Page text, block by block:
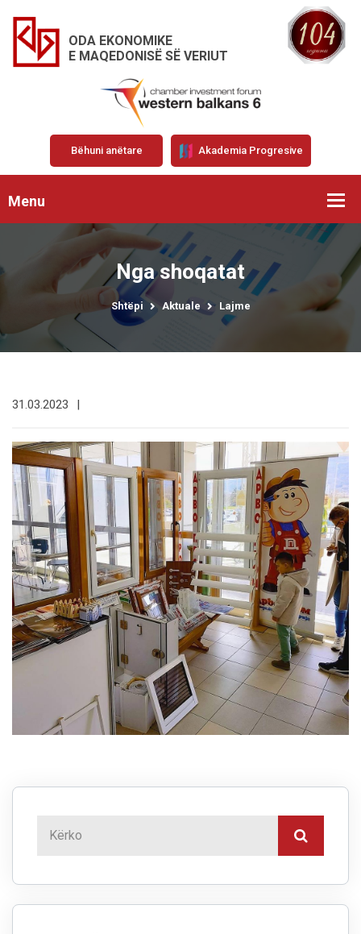
ODA EKONOMIKE
E MAQEDONISË SË VERIUT
Bëhuni anëtare Akademia Progresive
Menu
Nga shoqatat
Shtëpi Aktuale Lajme
31.03.2023 |